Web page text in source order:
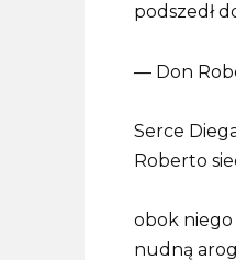
podszedł
— Don
Serce
Roberto
obok niego
nudną